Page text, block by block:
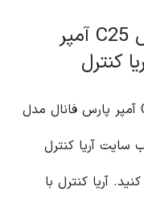
خرید کلید مینیاتوری دو پل C25 آمپر
برای خرید کلید مینیاتوری دو پل C25 آمپر پارس فانال مدل
آریا کنترل با